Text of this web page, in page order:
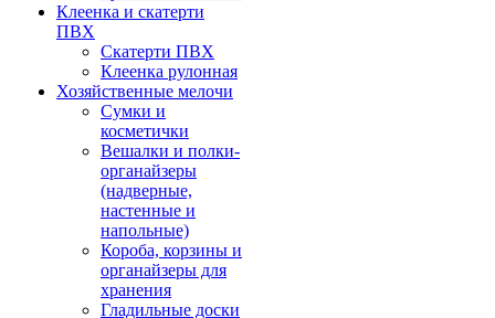
Клеенка и скатерти
ПВХ
Скатерти ПВХ
Клеенка рулонная
Хозяйственные мелочи
Сумки и
косметички
Вешалки и полки-
органайзеры
(надверные,
настенные и
напольные)
Короба, корзины и
органайзеры для
хранения
Гладильные доски